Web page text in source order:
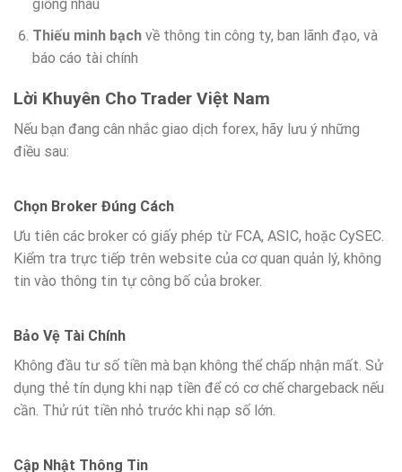
giống nhau
Thiếu minh bạchvề thông tin công ty, ban lãnh đạo, và
báo cáo tài chính
Lời Khuyên Cho Trader Việt Nam
Nếu bạn đang cân nhắc giao dịch forex, hãy lưu ý những
điều sau:
Chọn Broker Đúng Cách
Ưu tiên các broker có giấy phép từ FCA, ASIC, hoặc CySEC.
Kiểm tra trực tiếp trên website của cơ quan quản lý, không
tin vào thông tin tự công bố của broker.
Bảo Vệ Tài Chính
Không đầu tư số tiền mà bạn không thể chấp nhận mất. Sử
dụng thẻ tín dụng khi nạp tiền để có cơ chế chargeback nếu
cần. Thử rút tiền nhỏ trước khi nạp số lớn.
Cập Nhật Thông Tin